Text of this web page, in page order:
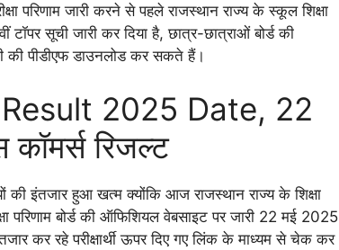
परीक्षा परिणाम जारी करने से पहले राजस्थान राज्य के स्कूल शिक्षा
टॉपर सूची जारी कर दिया है, छात्र-छात्राओं बोर्ड की
की पीडीएफ डाउनलोड कर सकते हैं।
2025 Date, 22
कॉमर्स रिजल्ट
की इंतजार हुआ खत्म क्योंकि आज राजस्थान राज्य के शिक्षा
परिणाम बोर्ड की ऑफिशियल वेबसाइट पर जारी 22 मई 2025
कर रहे परीक्षार्थी ऊपर दिए गए लिंक के माध्यम से चेक कर